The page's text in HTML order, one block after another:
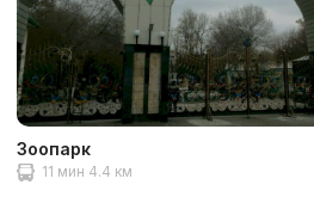
Зоопарк
11 мин 4.4 км